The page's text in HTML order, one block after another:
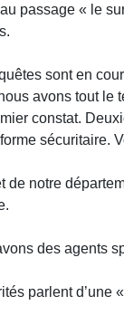
passage « le
sont en
avons tout le
constat.
sécuritaire.
de notre
des agents
parlent d’une